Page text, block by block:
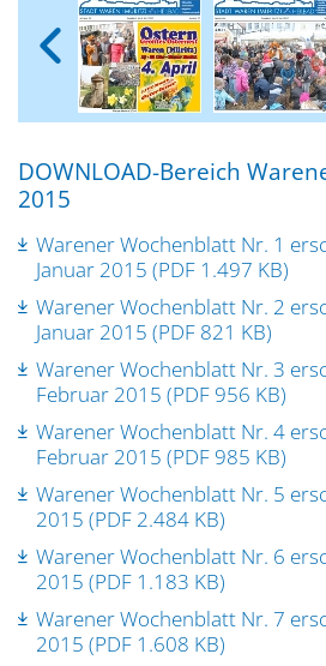
DOWNLOAD-Bereich
2015
Warener Wochenblatt Nr. 1
Januar 2015 (PDF 1.497 KB)
Warener Wochenblatt Nr. 2
Januar 2015 (PDF 821 KB)
Warener Wochenblatt Nr. 3
Februar 2015 (PDF 956 KB)
Warener Wochenblatt Nr. 4
Februar 2015 (PDF 985 KB)
Warener Wochenblatt Nr. 5
2015 (PDF 2.484 KB)
Warener Wochenblatt Nr. 6
2015 (PDF 1.183 KB)
Warener Wochenblatt Nr. 7
2015 (PDF 1.608 KB)